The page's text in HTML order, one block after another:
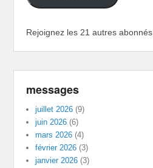
Rejoignez les 21 autres abonnés
messages
juillet 2026 (9)
juin 2026 (6)
mars 2026 (4)
février 2026 (3)
janvier 2026 (3)